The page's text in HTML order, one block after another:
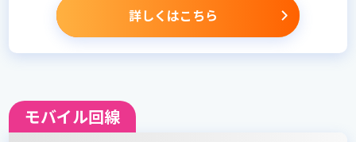
詳しくはこちら
モバイル回線